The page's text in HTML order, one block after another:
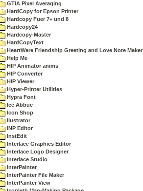
GTIA Pixel Averaging
HardCopy for Epson Printer
Hardcopy Fuer 7+ und 8
Hardcopy24
Hardcopy-Master
HardCopyText
HeartWare Friendship Greeting and Love Note Maker
Help Me
HIP Animator anims
HIP Converter
HIP Viewer
Hyper-Printer Utilities
Hypra Font
Ice Abbuc
Icon Shop
Ilustrator
INP Editor
InstEdit
Interlace Graphics Editor
Interlace Logo Designer
Interlace Studio
InterPainter
InterPainter File Maker
InterPainter View